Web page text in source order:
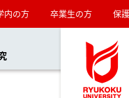
内の方 卒業生の方 保